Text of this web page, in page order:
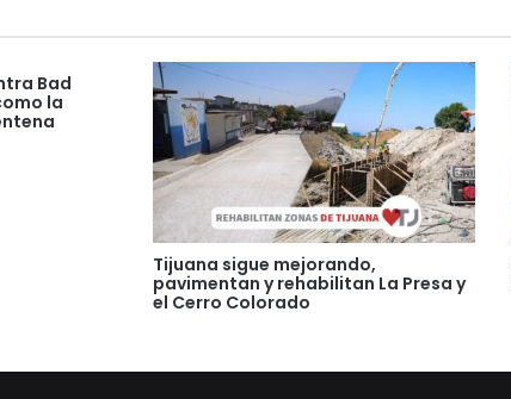
Bad
la
Tijuana sigue mejorando,
pavimentan y rehabilitan La Presa y
el Cerro Colorado